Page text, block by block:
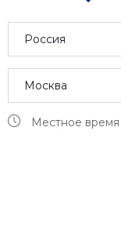
Россия
Москва
Местное время